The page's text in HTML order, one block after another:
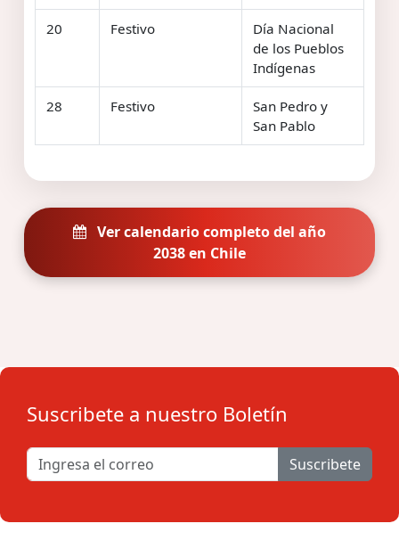
20 Festivo
Día Nacional
de los Pueblos
Indígenas
28 Festivo
San Pedro y
San Pablo
Ver calendario completo del año
2038 en Chile
Suscribete a nuestro Boletín
Suscribete